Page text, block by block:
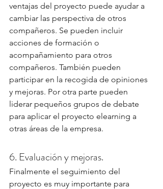
ventajas del proyecto puede ayudar a
cambiar las perspectiva de otros
compañeros. Se pueden incluir
acciones de formación o
acompañamiento para otros
compañeros. También pueden
participar en la recogida de opiniones
y mejoras. Por otra parte pueden
liderar pequeños grupos de debate
para aplicar el proyecto elearning a
otras áreas de la empresa.
6. Evaluación y mejoras.
Finalmente el seguimiento del
proyecto es muy importante para